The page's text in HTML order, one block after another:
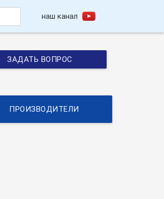
наш канал
ЗАДАТЬ ВОПРОС
ПРОИЗВОДИТЕЛИ